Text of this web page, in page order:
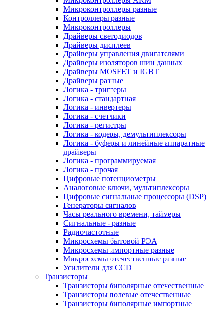
Микроконтроллеры разные
Контроллеры разные
Микроконтроллеры
Драйверы светодиодов
Драйверы дисплеев
Драйверы управления двигателями
Драйверы изоляторов шин данных
Драйверы MOSFET и IGBT
Драйверы разные
Логика - триггеры
Логика - стандартная
Логика - инвертеры
Логика - счетчики
Логика - регистры
Логика - кодеры, демультиплексоры
Логика - буферы и линейные аппаратные
драйверы
Логика - программируемая
Логика - прочая
Цифровые потенциометры
Аналоговые ключи, мультиплексоры
Цифровые сигнальные процессоры (DSP)
Генераторы сигналов
Часы реального времени, таймеры
Сигнальные - разные
Радиочастотные
Микросхемы бытовой РЭА
Микросхемы импортные разные
Микросхемы отечественные разные
Усилители для CCD
Транзисторы
Транзисторы биполярные отечественные
Транзисторы полевые отечественные
Транзисторы биполярные импортные